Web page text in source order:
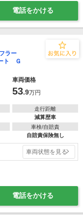
電話をかける
ラー
ト Ｇ
車両価格
53.9万円
走行距離
減算歴車
車検/自賠責
自賠責保険無し
車両状態を見る
電話をかける